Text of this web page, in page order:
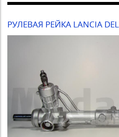
РУЛЕВАЯ РЕЙКА LANCIA